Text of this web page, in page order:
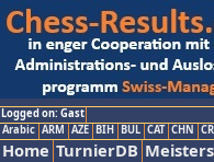
Logged on: Gast
Arabic ARM AZE BIH BUL CAT CHN
Home TurnierDB